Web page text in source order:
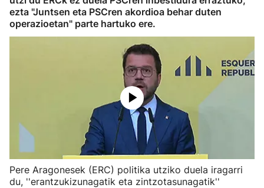
ezta "Juntsen eta PSCren akordioa behar duten
operazioetan" parte hartuko ere.
Pere Aragonesek (ERC) politika utziko duela iragarri
du, ''erantzukizunagatik eta zintzotasunagatik''